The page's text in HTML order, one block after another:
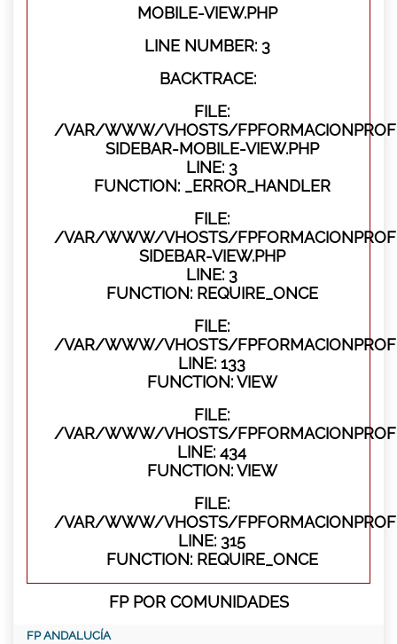
MOBILE-VIEW.PHP
LINE NUMBER: 3
BACKTRACE:
FILE:
/VAR/WWW/VHOSTS/
SIDEBAR-MOBILE-VIEW.PHP
LINE: 3
FUNCTION: _ERROR_HANDLER
FILE:
/VAR/WWW/VHOSTS/
SIDEBAR-VIEW.PHP
LINE: 3
FUNCTION: REQUIRE_ONCE
FILE:
/VAR/WWW/VHOSTS/
LINE: 133
FUNCTION: VIEW
FILE:
/VAR/WWW/VHOSTS/
LINE: 434
FUNCTION: VIEW
FILE:
/VAR/WWW/VHOSTS/
LINE: 315
FUNCTION: REQUIRE_ONCE
FP POR COMUNIDADES
FP ANDALUCÍA